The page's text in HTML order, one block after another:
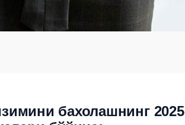
бахолашнинг 2025